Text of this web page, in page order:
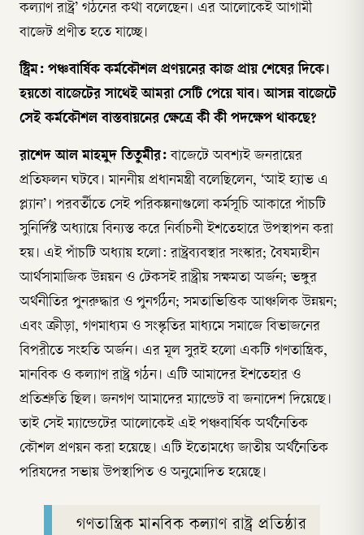
কল্যাণ রাষ্ট্র’ গঠনের কথা বলেছেন। এর আলোকেই আগামী
বাজেট প্রণীত হতে যাচ্ছে।
স্ট্রিম: পঞ্চবার্ষিক কর্মকৌশল প্রণয়নের কাজ প্রায় শেষের দিকে।
হয়তো বাজেটের সাথেই আমরা সেটি পেয়ে যাব। আসন্ন বাজেটে
সেই কর্মকৌশল বাস্তবায়নের ক্ষেত্রে কী কী পদক্ষেপ থাকছে?
রাশেদ আল মাহমুদ তিতুমীর: বাজেটে অবশ্যই জনরায়ের
প্রতিফলন ঘটবে। মাননীয় প্রধানমন্ত্রী বলেছিলেন, ‘আই হ্যাভ এ
প্ল্যান’। পরবর্তীতে সেই পরিকল্পনাগুলো কর্মসূচি আকারে পাঁচটি
সুনির্দিষ্ট অধ্যায়ে বিন্যস্ত করে নির্বাচনী ইশতেহারে উপস্থাপন করা
হয়। এই পাঁচটি অধ্যায় হলো: রাষ্ট্রব্যবস্থার সংস্কার; বৈষম্যহীন
আর্থসামাজিক উন্নয়ন ও টেকসই রাষ্ট্রীয় সক্ষমতা অর্জন; ভঙ্গুর
অর্থনীতির পুনরুদ্ধার ও পুনর্গঠন; সমতাভিত্তিক আঞ্চলিক উন্নয়ন;
এবং ক্রীড়া, গণমাধ্যম ও সংস্কৃতির মাধ্যমে সমাজে বিভাজনের
বিপরীতে সংহতি অর্জন। এর মূল সুরই হলো একটি গণতান্ত্রিক,
মানবিক ও কল্যাণ রাষ্ট্র গঠন। এটি আমাদের ইশতেহার ও
প্রতিশ্রুতি ছিল। জনগণ আমাদের ম্যান্ডেট বা জনাদেশ দিয়েছে।
তাই সেই ম্যান্ডেটের আলোকেই এই পঞ্চবার্ষিক অর্থনৈতিক
কৌশল প্রণয়ন করা হয়েছে। এটি ইতোমধ্যে জাতীয় অর্থনৈতিক
পরিষদের সভায় উপস্থাপিত ও অনুমোদিত হয়েছে।
গণতান্ত্রিক মানবিক কল্যাণ রাষ্ট্র প্রতিষ্ঠার